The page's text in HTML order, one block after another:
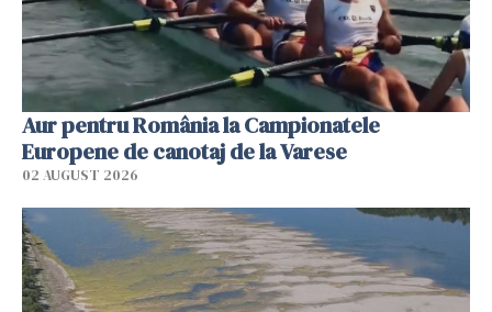
Aur pentru România la Campionatele
Europene de canotaj de la Varese
02 AUGUST 2026